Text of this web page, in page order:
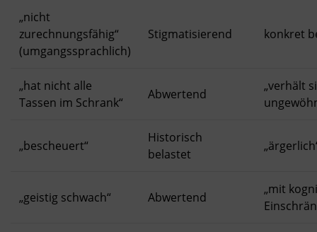
„nicht
zurechnungsfähig“
(umgangssprachlich)
Stigmatisierend konkret
„hat nicht alle
Tassen im Schrank“
Abwertend
„verhält
„bescheuert“
Historisch
belastet
„geistig schwach“ Abwertend
„mit